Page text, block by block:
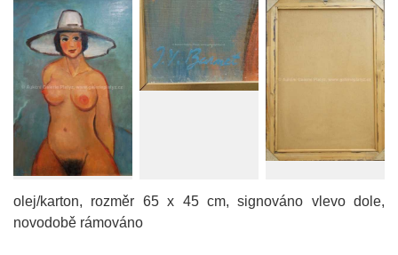
olej/karton, rozměr 65 x 45 cm, signováno vlevo dole,
novodobě rámováno